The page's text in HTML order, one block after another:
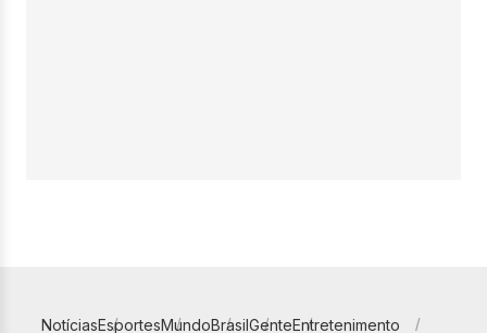
NotíciasEsportesMundoBrasilGenteEntretenimento